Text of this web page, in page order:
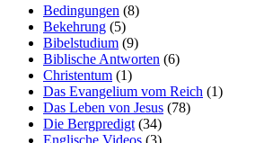
Bedingungen (8)
Bekehrung (5)
Bibelstudium (9)
Biblische Antworten (6)
Christentum (1)
Das Evangelium vom Reich (1)
Das Leben von Jesus (78)
Die Bergpredigt (34)